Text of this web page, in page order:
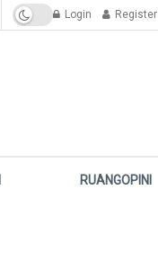
Login Register
RUANGOPINI